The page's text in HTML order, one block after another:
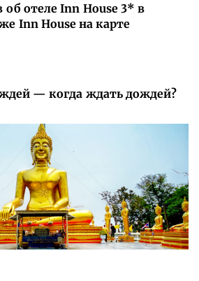
отеле Inn House 3* в
Inn House на карте
— когда ждать дождей?